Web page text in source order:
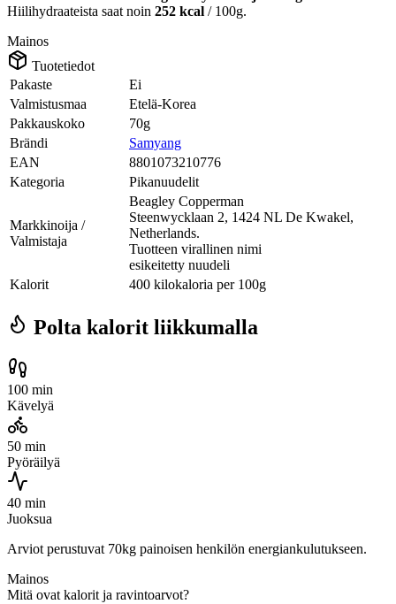
Hiilihydraateista saat noin 252 kcal / 100g.
Mainos
Tuotetiedot
Pakaste
Ei
Valmistusmaa
Etelä-Korea
Pakkauskoko
70g
Brändi
Samyang
EAN
8801073210776
Kategoria
Pikanuudelit
Markkinoija /
Valmistaja
Beagley Copperman
Steenwycklaan 2, 1424 NL De Kwakel,
Netherlands.
Tuotteen virallinen nimi
esikeitetty nuudeli
Kalorit
400 kilokaloria per 100g
Polta kalorit liikkumalla
100 min
Kävelyä
50 min
Pyöräilyä
40 min
Juoksua
Arviot perustuvat 70kg painoisen henkilön energiankulutukseen.
Mainos
Mitä ovat kalorit ja ravintoarvot?